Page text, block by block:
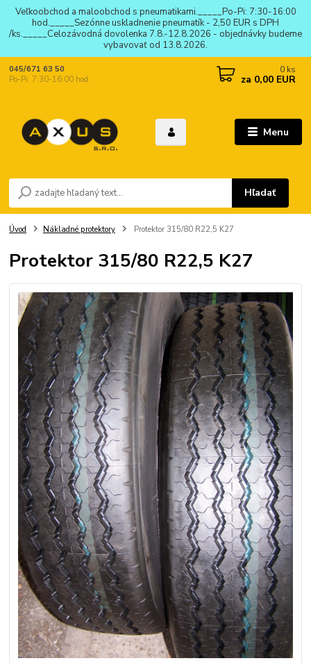
Veľkoobchod a maloobchod s pneumatikami._____Po-Pi: 7:30-16:00
hod._____Sezónne uskladnenie pneumatík - 2,50 EUR s DPH
/ks._____Celozávodná dovolenka 7.8.-12.8.2026 - objednávky budeme
vybavovať od 13.8.2026.
Menu
Hľadať
045/671 63 50
Po-Pi: 7:30-16:00 hod.
0 ks
za 0,00 EUR
Úvod Nákladné protektory Protektor 315/80 R22,5 K27
Protektor 315/80 R22,5 K27